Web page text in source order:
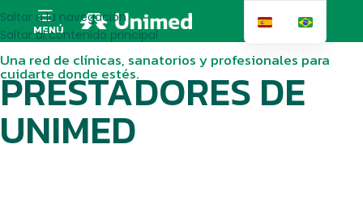
Saltar a la navegación
Saltar al contenido principal
MENÚ
Una red de clínicas, sanatorios y profesionales para
cuidarte donde estés.
PRESTADORES DE
UNIMED